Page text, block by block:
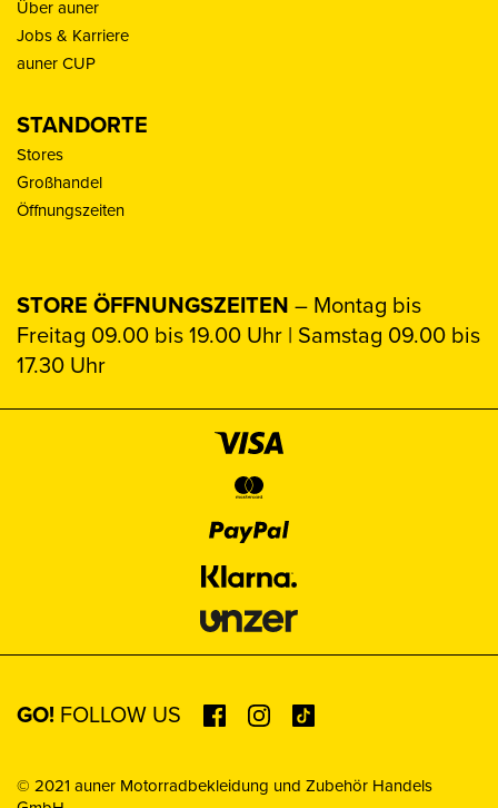
Über auner
Jobs & Karriere
auner CUP
STANDORTE
Stores
Großhandel
Öffnungszeiten
STORE ÖFFNUNGSZEITEN – Montag bis
Freitag 09.00 bis 19.00 Uhr | Samstag 09.00 bis
17.30 Uhr
GO! FOLLOW US
© 2021 auner Motorradbekleidung und Zubehör Handels